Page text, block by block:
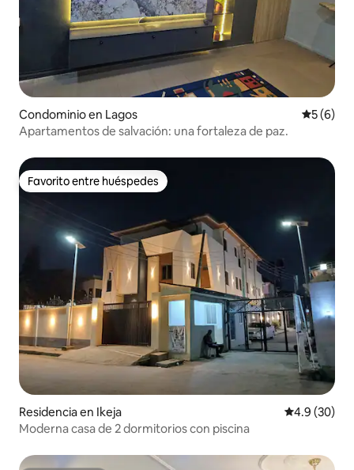
Condominio en Lagos
5 (6)
Apartamentos de salvación: una fortaleza de paz.
Favorito entre huéspedes
Favorito entre huéspedes
Residencia en Ikeja Calificación
4.9 (30)
Moderna casa de 2 dormitorios con piscina